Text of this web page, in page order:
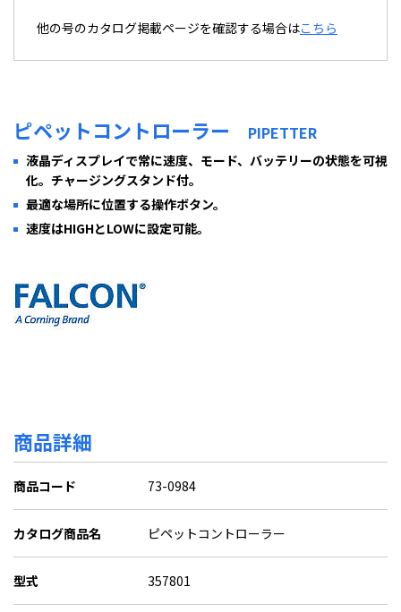
他の号のカタログ掲載ページを確認する場合はこちら
ピペットコントローラー PIPETTER
液晶ディスプレイで常に速度、モード、バッテリーの状態を可視
化。チャージングスタンド付。
最適な場所に位置する操作ボタン。
速度はHIGHとLOWに設定可能。
商品詳細
商品コード 73-0984
カタログ商品名 ピペットコントローラー
型式 357801